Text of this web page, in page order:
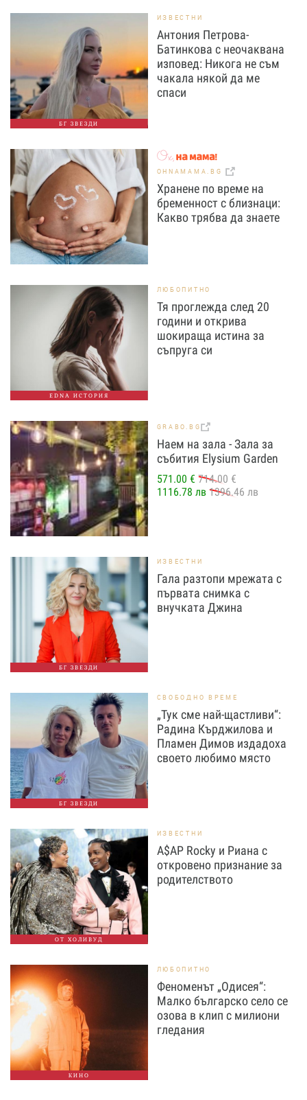
БГ ЗВЕЗДИ
ИЗВЕСТНИ
Антония Петрова-
Батинкова с неочаквана
изповед: Никога не съм
чакала някой да ме
спаси
OHNAMAMA.BG
Хранене по време на
бременност с близнаци:
Какво трябва да знаете
EDNA ИСТОРИЯ
ЛЮБОПИТНО
Тя проглежда след 20
години и открива
шокираща истина за
съпруга си
GRABO.BG
Наем на зала - Зала за
събития Elysium Garden
571.00 € 714.00 €
1116.78 лв 1396.46 лв
БГ ЗВЕЗДИ
ИЗВЕСТНИ
Гала разтопи мрежата с
първата снимка с
внучката Джина
БГ ЗВЕЗДИ
СВОБОДНО ВРЕМЕ
„Тук сме най-щастливи“:
Радина Кърджилова и
Пламен Димов издадоха
своето любимо място
ОТ ХОЛИВУД
ИЗВЕСТНИ
A$AP Rocky и Риана с
откровено признание за
родителството
КИНО
ЛЮБОПИТНО
Феноменът „Одисея“:
Малко българско село се
озова в клип с милиони
гледания